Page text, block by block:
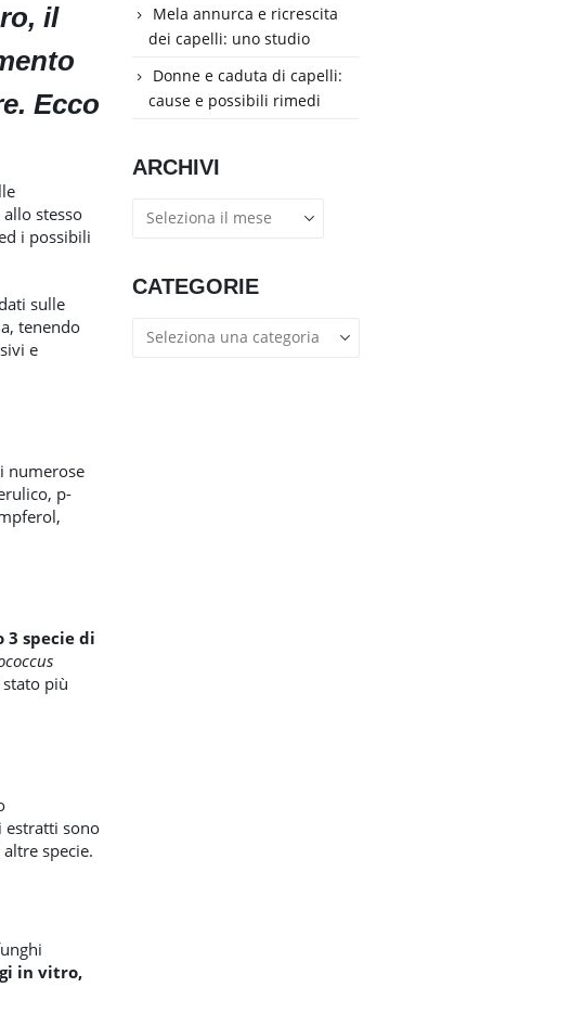
il
Ecco
stesso
i possibili
sulle
tenendo
e
numerose
p-
3 specie di
più
estratti sono
specie.
in vitro,
Mela annurca e ricrescita
dei capelli: uno studio
Donne e caduta di capelli:
cause e possibili rimedi
ARCHIVI
Archivi
CATEGORIE
Categorie